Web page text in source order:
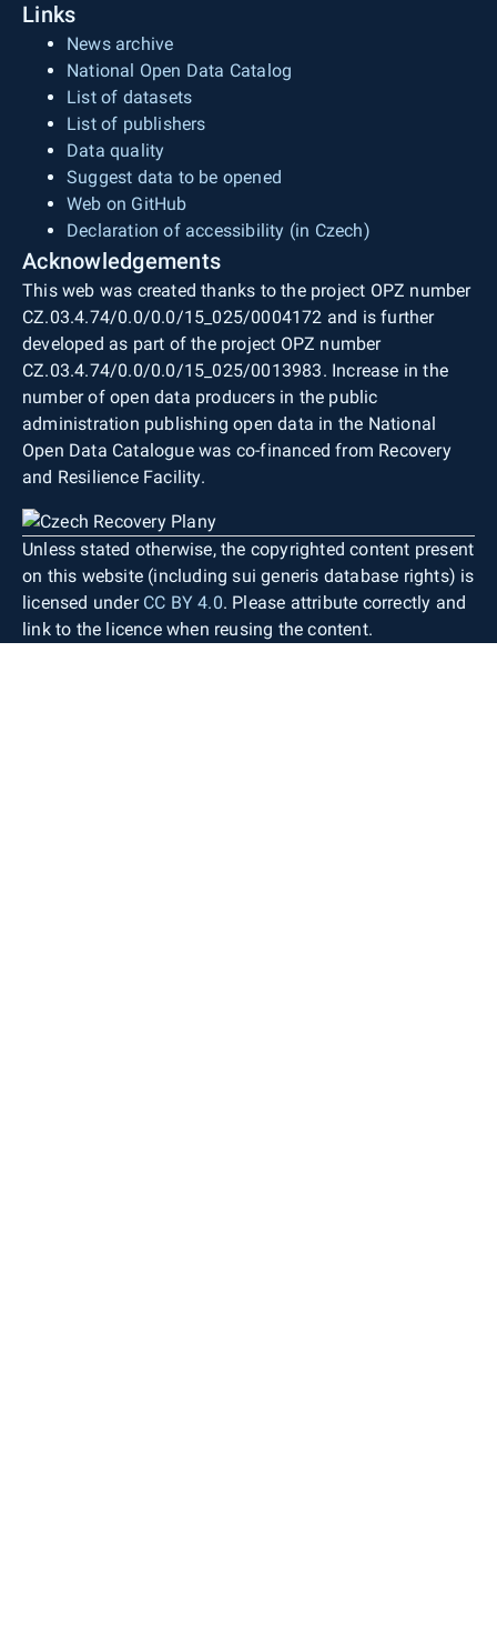
Links
News archive
National Open Data Catalog
List of datasets
List of publishers
Data quality
Suggest data to be opened
Web on GitHub
Declaration of accessibility (in Czech)
Acknowledgements
This web was created thanks to the project OPZ number
CZ.03.4.74/0.0/0.0/15_025/0004172 and is further
developed as part of the project OPZ number
CZ.03.4.74/0.0/0.0/15_025/0013983. Increase in the
number of open data producers in the public
administration publishing open data in the National
Open Data Catalogue was co-financed from Recovery
and Resilience Facility.
Unless stated otherwise, the copyrighted content present
on this website (including sui generis database rights) is
licensed under CC BY 4.0. Please attribute correctly and
link to the licence when reusing the content.